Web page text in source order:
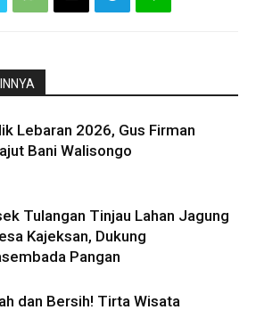
Lebaran 2026, Gus Firman
Bani Walisongo
Tulangan Tinjau Lahan Jagung
Kajeksan, Dukung
Pangan
dan Bersih! Tirta Wisata